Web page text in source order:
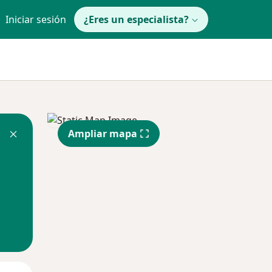
Iniciar sesión ¿Eres un especialista?
Ampliar mapa